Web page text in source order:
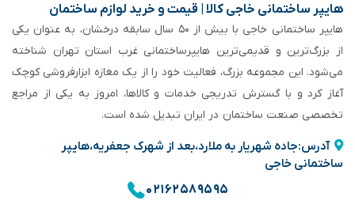
هایپر ساختمانی خاجی‌ کالا | قیمت و خرید لوازم ساختمان
هایپر ساختمانی خاجی‌ با بیش از ۵۰ سال سابقه‌ درخشان، به عنوان یکی
از بزرگ‌ترین و قدیمی‌ترین هایپرساختمانی‌ غرب استان تهران شناخته
می‌شود. این مجموعه بزرگ، فعالیت خود را از یک مغازه ابزارفروشی کوچک
آغاز کرد و با گسترش تدریجی خدمات و کالاها، امروز به یکی از مراجع
تخصصی صنعت ساختمان در ایران تبدیل شده است.
آدرس:جاده شهریار به ملارد،بعد از شهرک جعفریه،هایپر
ساختمانی خاجی
۰۲۱۶۲۵۸۹۵۹۵